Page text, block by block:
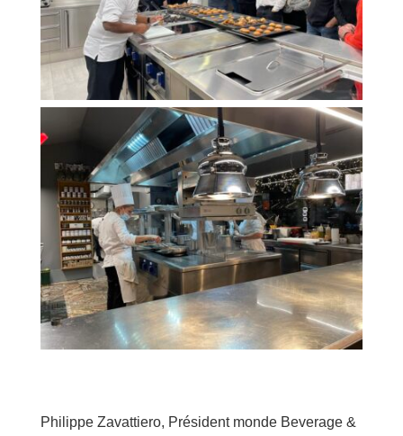
Philippe Zavattiero, Président monde Beverage &